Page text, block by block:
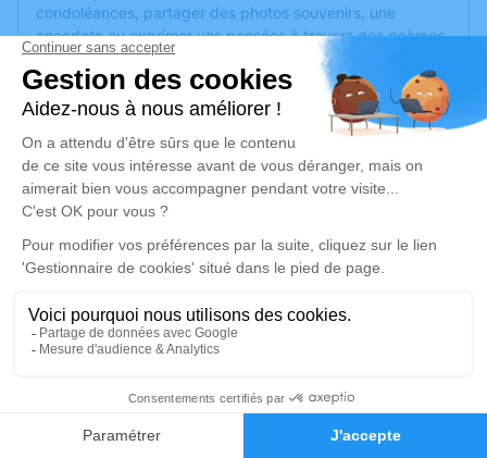
Faire-part Hommages
condoléances, partager des photos souvenirs, une
anecdote ou exprimer vos pensées à travers des poèmes
ou des textes. Cet endroit est un lieu d'expression dédié à
honorer la mémoire de Claude LEFEBVRE.
Je rends hommage
Inhumation
jeudi 15 mai 2025 à 15h00
Cimetière de Bézancourt
Déroulé des obsèques